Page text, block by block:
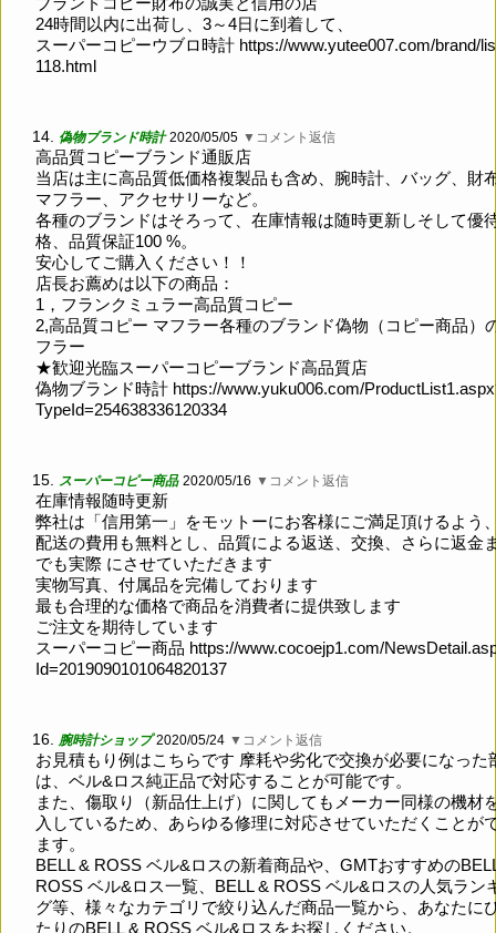
24時間以内に出荷し、3～4日に到着して、
スーパーコピーウブロ時計 https://www.yutee007.com/brand/
118.html
14. 偽物ブランド時計 2020/05/05 ▼コメント返信
高品質コピーブランド通販店
当店は主に高品質低価格複製品も含め、腕時計、バッグ、財
マフラー、アクセサリーなど。
各種のブランドはそろって、在庫情報は随時更新しそして優
格、品質保証100 %。
安心してご購入ください！！
店長お薦めは以下の商品：
1，フランクミュラー高品質コピー
2,高品質コピー マフラー各種のブランド偽物（コピー商品）
フラー
★歓迎光臨スーパーコピーブランド高品質店
偽物ブランド時計 https://www.yuku006.com/
TypeId=254638336120334
15. スーパーコピー商品 2020/05/16 ▼コメント返信
在庫情報随時更新
弊社は「信用第一」をモットーにお客様にご満足頂けるよう
配送の費用も無料とし、品質による返送、交換、さらに返金
でも実際 にさせていただきます
実物写真、付属品を完備しております
最も合理的な価格で商品を消費者に提供致します
ご注文を期待しています
スーパーコピー商品 https://www.cocoejp1.com/
Id=2019090101064820137
16. 腕時計ショップ 2020/05/24 ▼コメント返信
お見積もり例はこちらです 摩耗や劣化で交換が必要になった
は、ベル&ロス純正品で対応することが可能です。
また、傷取り（新品仕上げ）に関してもメーカー同様の機材
入しているため、あらゆる修理に対応させていただくことが
ます。
BELL & ROSS ベル&ロスの新着商品や、GMTおすすめの
ROSS ベル&ロス一覧、BELL & ROSS ベル&ロスの人気ラン
グ等、様々なカテゴリで絞り込んだ商品一覧から、あなたに
たりのBELL & ROSS ベル&ロスをお探しください。